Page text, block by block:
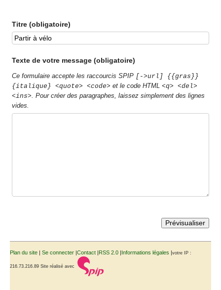
Titre (obligatoire)
Texte de votre message (obligatoire)
Ce formulaire accepte les raccourcis SPIP [->url] {{gras}}
{italique} <quote> <code> et le code HTML<q> <del>
<ins> . Pour créer des paragraphes, laissez simplement des lignes
vides.
Plan du site Se connecter Contact RSS 2.0 Informations légales votre IP :
216.73.216.89 Site réalisé avec